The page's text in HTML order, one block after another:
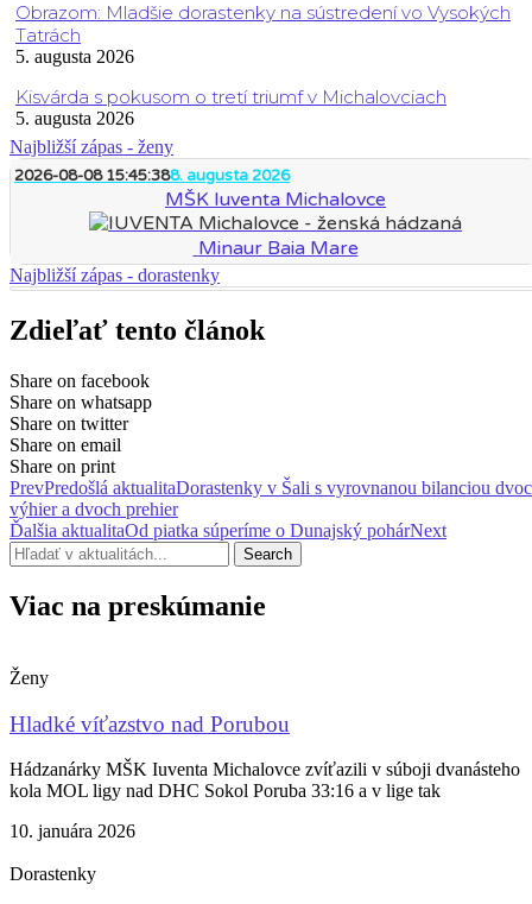
Obrazom: Mladšie dorastenky na sústredení vo Vysokých
Tatrách
5. augusta 2026
Kisvárda s pokusom o tretí triumf v Michalovciach
5. augusta 2026
Najbližší zápas - ženy
2026-08-08 15:45:388. augusta 2026
MŠK Iuventa Michalovce
Minaur Baia Mare
Najbližší zápas - dorastenky
Zdieľať tento článok
Share on facebook
Share on whatsapp
Share on twitter
Share on email
Share on print
PrevPredošlá aktualitaDorastenky v Šali s vyrovnanou bilanciou
výhier a dvoch prehier
Ďalšia aktualitaOd piatka súperíme o Dunajský pohárNext
Search
Viac na preskúmanie
Ženy
Hladké víťazstvo nad Porubou
Hádzanárky MŠK Iuventa Michalovce zvíťazili v súboji dvanásteho
kola MOL ligy nad DHC Sokol Poruba 33:16 a v lige tak
10. januára 2026
Dorastenky